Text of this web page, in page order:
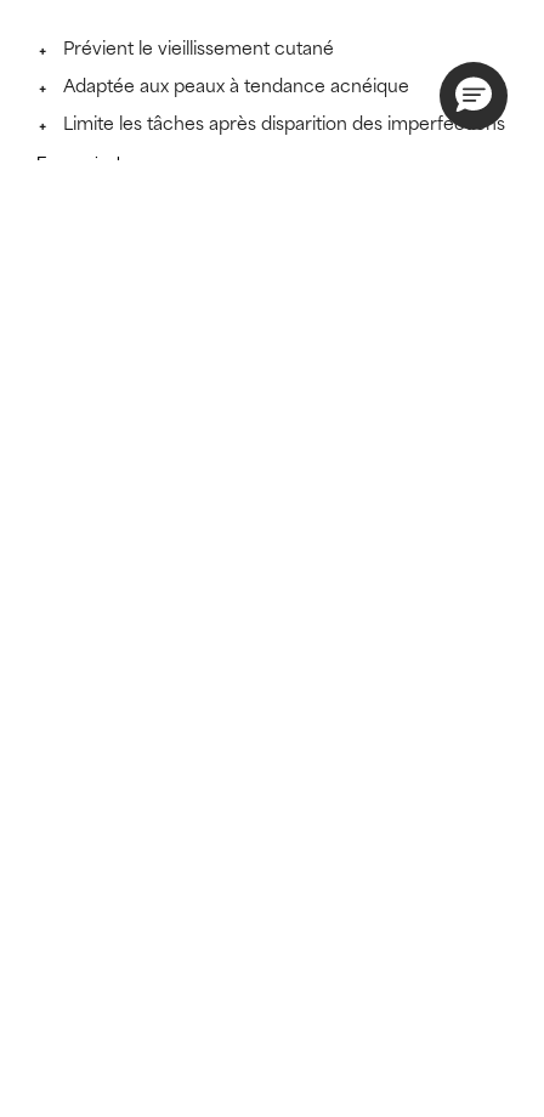
Prévient le vieillissement cutané
Adaptée aux peaux à tendance acnéique
Limite les tâches après disparition des imperfections
En savoir plus